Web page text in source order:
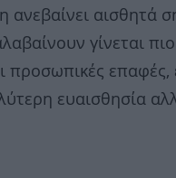
ανεβαίνει αισθητά
γίνεται
προσωπικές
ευαισθησία